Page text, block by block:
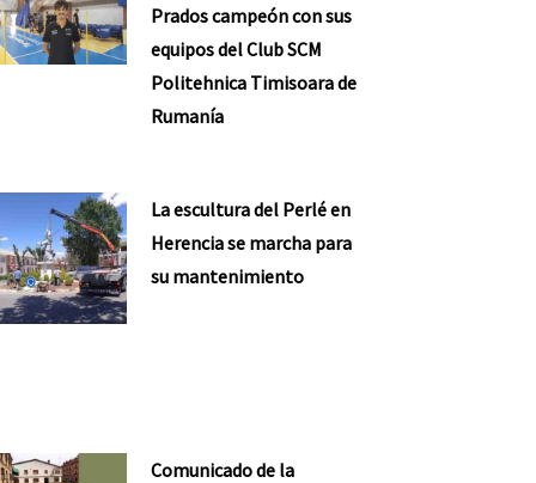
Prados campeón con sus
equipos del Club SCM
Politehnica Timisoara de
Rumanía
La escultura del Perlé en
Herencia se marcha para
su mantenimiento
Comunicado de la